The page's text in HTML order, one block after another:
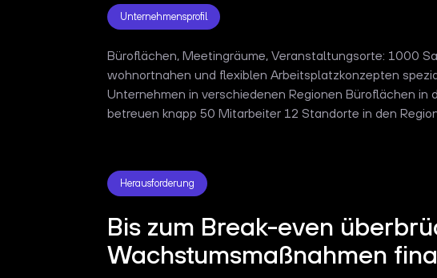
Unternehmensprofil
Büroflächen, Meetingräume, Veranstaltungsorte: 1000
wohnortnahen und flexiblen Arbeitsplatzkonzepten
Unternehmen in verschiedenen Regionen Büroflächen in
betreuen knapp 50 Mitarbeiter 12 Standorte in den
Herausforderung
Bis zum Break-even
Wachstumsmaßnahmen